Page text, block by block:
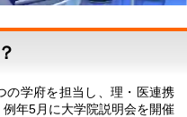
の学府を担当し、理・医連携
年5月に大学院説明会を開催